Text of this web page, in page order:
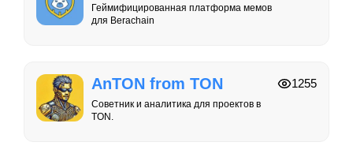
Геймифицированная платформа мемов
для Berachain
AnTON from TON
Советник и аналитика для проектов в
TON.
1255